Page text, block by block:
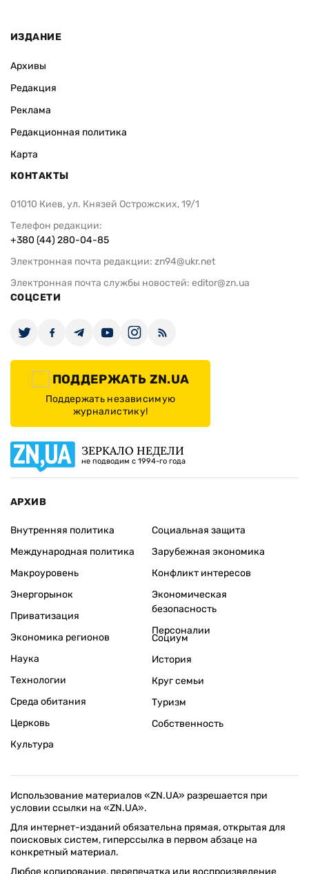
ИЗДАНИЕ
Архивы
Редакция
Реклама
Редакционная политика
Карта
КОНТАКТЫ
01010 Киев, ул. Князей Острожских, 19/1
Телефон редакции:
+380 (44) 280-04-85
Электронная почта редакции: zn94@ukr.net
Электронная почта службы новостей: editor@zn.ua
СОЦСЕТИ
ПОДДЕРЖАТЬ ZN.UA
Поддержать независимую
журналистику!
ЗЕРКАЛО НЕДЕЛИ
не подводим с 1994-го года
АРХИВ
Внутренняя политика
Международная политика
Макроуровень
Энергорынок
Приватизация
Экономика регионов
Социальная защита
Зарубежная экономика
Конфликт интересов
Экономическая
безопасность
Персоналии
Наука
Технологии
Среда обитания
Церковь
Культура
Социум
История
Круг семьи
Туризм
Собственность
Использование материалов «ZN.UA» разрешается при
условии ссылки на «ZN.UA».
Для интернет-изданий обязательна прямая, открытая для
поисковых систем, гиперссылка в первом абзаце на
конкретный материал.